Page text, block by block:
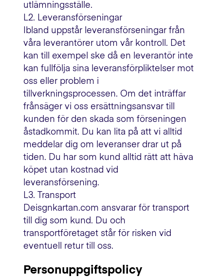
utlämningsställe.
L2. Leveransförseningar
Ibland uppstår leveransförseningar från
våra leverantörer utom vår kontroll. Det
kan till exempel ske då en leverantör inte
kan fullfölja sina leveransförpliktelser mot
oss eller problem i
tillverkningsprocessen. Om det inträffar
frånsäger vi oss ersättningsansvar till
kunden för den skada som förseningen
åstadkommit. Du kan lita på att vi alltid
meddelar dig om leveranser drar ut på
tiden. Du har som kund alltid rätt att häva
köpet utan kostnad vid
leveransförsening.
L3. Transport
Deisgnkartan.com ansvarar för transport
till dig som kund. Du och
transportföretaget står för risken vid
eventuell retur till oss.
Personuppgiftspolicy